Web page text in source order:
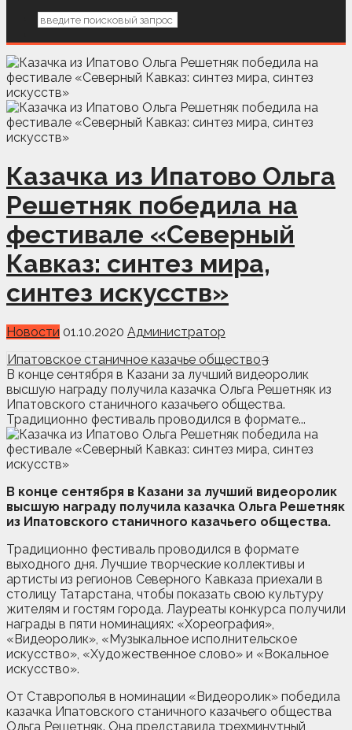
Казачка из Ипатово Ольга
Решетняк победила на
фестивале «Северный
Кавказ: синтез мира,
синтез искусств»
Новости 01.10.2020 Администратор
Ипатовское станичное казачье общество3
В конце сентября в Казани за лучший видеоролик
высшую награду получила казачка Ольга Решетняк из
Ипатовского станичного казачьего общества.
Традиционно фестиваль проводился в формате...
В конце сентября в Казани за лучший видеоролик
высшую награду получила казачка Ольга Решетняк
из Ипатовского станичного казачьего общества.
Традиционно фестиваль проводился в формате
выходного дня. Лучшие творческие коллективы и
артисты из регионов Северного Кавказа приехали в
столицу Татарстана, чтобы показать свою культуру
жителям и гостям города. Лауреаты конкурса получили
награды в пяти номинациях: «Хореография»,
«Видеоролик», «Музыкальное исполнительское
искусство», «Художественное слово» и «Вокальное
искусство».
От Ставрополья в номинации «Видеоролик» победила
казачка Ипатовского станичного казачьего общества
Ольга Решетняк. Она представила трехминутный